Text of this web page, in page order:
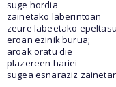
suge hordia
zainetako laberintoan
zeure labeetako
eroan ezinik burua;
aroak oratu die
plazereen hariei
sugea esnaraziz